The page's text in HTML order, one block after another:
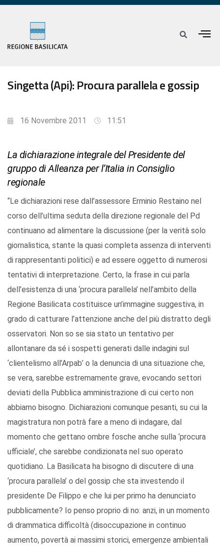
Singetta (Api): Procura parallela e gossip
16 Novembre 2011 11:51
La dichiarazione integrale del Presidente del
gruppo di Alleanza per l’Italia in Consiglio
regionale
“Le dichiarazioni rese dall’assessore Erminio Restaino nel
corso dell’ultima seduta della direzione regionale del Pd
continuano ad alimentare la discussione (per la verità solo
giornalistica, stante la quasi completa assenza di interventi
di rappresentanti politici) e ad essere oggetto di numerosi
tentativi di interpretazione. Certo, la frase in cui parla
dell’esistenza di una ‘procura parallela’ nell’ambito della
Regione Basilicata costituisce un’immagine suggestiva, in
grado di catturare l’attenzione anche del più distratto degli
osservatori. Non so se sia stato un tentativo per
allontanare da sé i sospetti generati dalle indagini sul
‘clientelismo all’Arpab’ o la denuncia di una situazione che,
se vera, sarebbe estremamente grave, evocando settori
deviati della Pubblica amministrazione di cui certo non
abbiamo bisogno. Dichiarazioni comunque pesanti, su cui la
magistratura non potrà fare a meno di indagare, dal
momento che gettano ombre fosche anche sulla ‘procura
ufficiale’, che sarebbe condizionata nel suo operato
quotidiano. La Basilicata ha bisogno di discutere di una
‘procura parallela’ o del gossip che sta investendo il
presidente De Filippo e che lui per primo ha denunciato
pubblicamente? Io penso proprio di no: anzi, in un momento
di drammatica difficoltà (disoccupazione in continuo
aumento, povertà ai massimi storici, emergenze ambientali